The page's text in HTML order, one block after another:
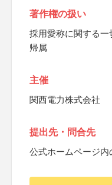
著作権の扱い
採用愛称に関する一
帰属
主催
関西電力株式会社
提出先・問合先
公式ホームページ内